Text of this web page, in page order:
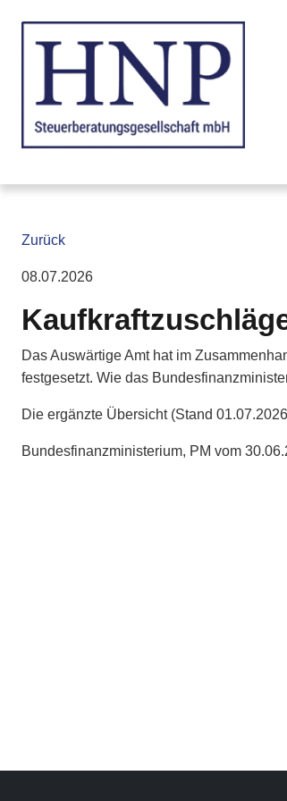
Zurück
08.07.2026
Das Auswärtige Amt hat im
festgesetzt. Wie das
Die ergänzte Übersicht (Stand
Bundesfinanzministerium, PM vom